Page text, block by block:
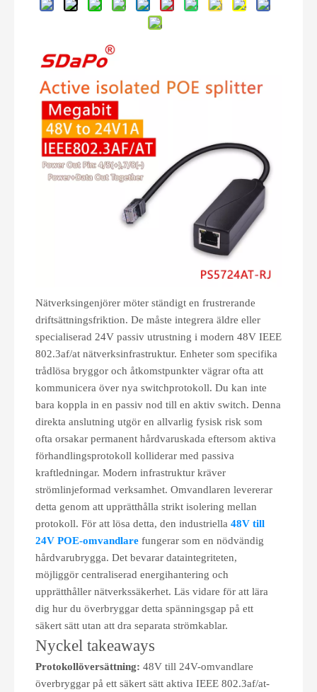
Nätverksingenjörer möter ständigt en frustrerande
driftsättningsfriktion. De måste integrera äldre eller
specialiserad 24V passiv utrustning i modern 48V IEEE
802.3af/at nätverksinfrastruktur. Enheter som specifika
trådlösa bryggor och åtkomstpunkter vägrar ofta att
kommunicera över nya switchprotokoll. Du kan inte
bara koppla in en passiv nod till en aktiv switch. Denna
direkta anslutning utgör en allvarlig fysisk risk som
ofta orsakar permanent hårdvaruskada eftersom aktiva
förhandlingsprotokoll kolliderar med passiva
kraftledningar. Modern infrastruktur kräver
strömlinjeformad verksamhet. Omvandlaren levererar
detta genom att upprätthålla strikt isolering mellan
protokoll. För att lösa detta, den industriella 48V till
24V POE-omvandlare fungerar som en nödvändig
hårdvarubrygga. Det bevarar dataintegriteten,
möjliggör centraliserad energihantering och
upprätthåller nätverkssäkerhet. Läs vidare för att lära
dig hur du överbryggar detta spänningsgap på ett
säkert sätt utan att dra separata strömkablar.
Nyckel takeaways
Protokollöversättning: 48V till 24V-omvandlare
överbryggar på ett säkert sätt aktiva IEEE 802.3af/at-